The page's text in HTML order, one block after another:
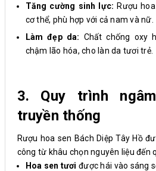
Tăng cường sinh lực: Rượu
cơ thể, phù hợp với cả nam và nữ.
Làm đẹp da: Chất chống oxy
chậm lão hóa, cho làn da tươi trẻ.
3. Quy trình
truyền thống
Rượu hoa sen Bách Diệp Tây Hồ
công từ khâu chọn nguyên liệu đến
Hoa sen tươi được hái vào sáng